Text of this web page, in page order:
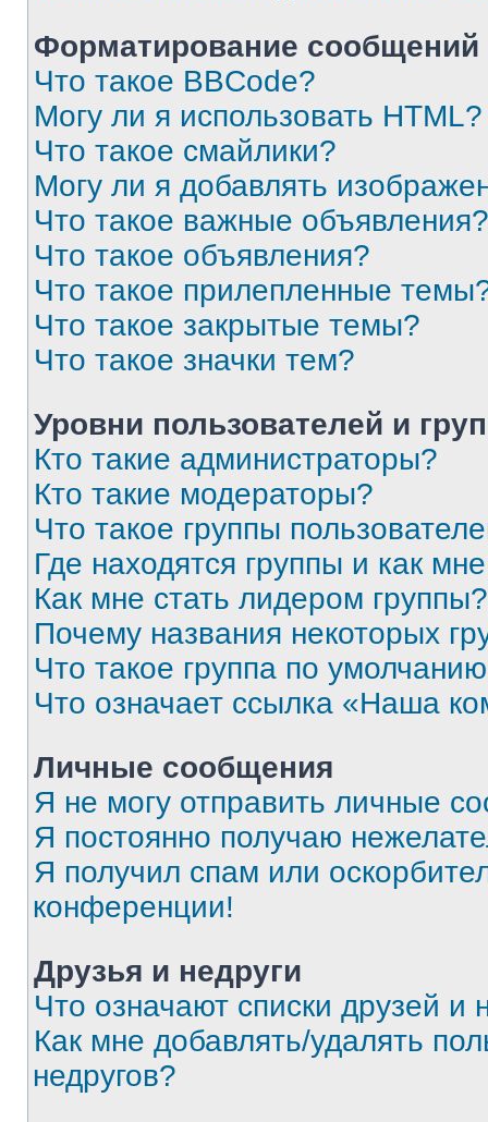
Форматирование
Что такое BBCode?
Могу ли я использовать HTML?
Что такое смайлики?
Могу ли я добавлять
Что такое важные объявления?
Что такое объявления?
Что такое прилепленные
Что такое закрытые темы?
Что такое значки тем?
Уровни пользователей и
Кто такие администраторы?
Кто такие модераторы?
Что такое группы
Где находятся группы и как
Как мне стать лидером группы?
Почему названия некоторых
Что такое группа по
Что означает ссылка «Наша
Личные сообщения
Я не могу отправить личные
Я постоянно получаю
Я получил спам или
конференции!
Друзья и недруги
Что означают списки друзей и
Как мне добавлять/удалять
недругов?